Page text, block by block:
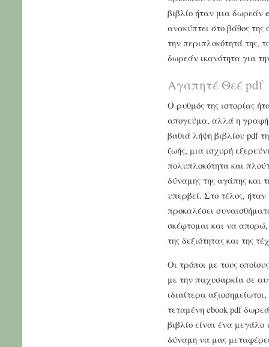
βιβλίο ήταν μια δωρεάν
ανακύπτει στο βάθος
την περιπλοκότητά της,
δωρεάν ικανότητα για
Αγαπητέ Θεέ pdf
Ο ρυθμός της ιστορίας
απογεύμα, αλλά η γραφή
βαθιά λήψη βιβλίου pdf
ζωής, μια ισχυρή
πολυπλοκότητα και
δύναμης της αγάπης και
υπερβεί. Στο τέλος, ήταν
προκαλέσει
σκέφτομαι και να απορώ,
της δεξιότητας και της
Οι τρόποι με τους
με την παχυσαρκία σε
ιδιαίτερα
τεταμένη ebook pdf
βιβλίο είναι ένα μεγάλο
δύναμη να μας